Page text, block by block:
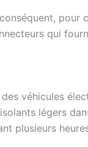
qui
véhicules
légers
plusieurs